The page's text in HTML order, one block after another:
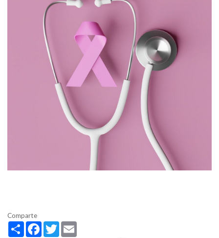
Comparte
ShareFacebook
Twitter